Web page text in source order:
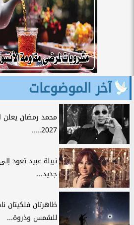
آخر الموضوعات
محمد رمضان
2027.....
نبيلة عبيد تعود
جديد...
ظاهرتان فلكيتان
للشمس وذروة...